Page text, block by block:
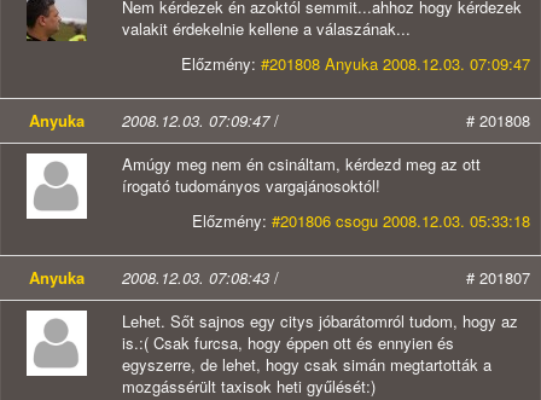
Nem kérdezek én azoktól semmit...ahhoz hogy kérdezek
valakit érdekelnie kellene a válaszának...
Előzmény: #201808 Anyuka 2008.12.03. 07:09:47
Anyuka 2008.12.03. 07:09:47/
# 201808
Amúgy meg nem én csináltam, kérdezd meg az ott
írogató tudományos vargajánosoktól!
Előzmény: #201806 csogu 2008.12.03. 05:33:18
Anyuka 2008.12.03. 07:08:43 /
# 201807
Lehet. Sőt sajnos egy citys jóbarátomról tudom, hogy az
is.:( Csak furcsa, hogy éppen ott és ennyien és
egyszerre, de lehet, hogy csak simán megtartották a
mozgássérült taxisok heti gyűlését:)